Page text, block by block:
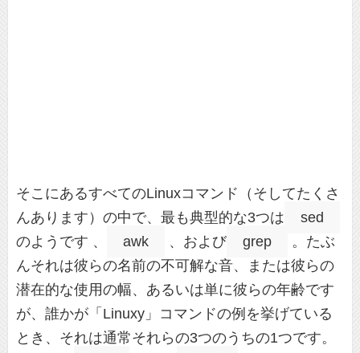
そこにあるすべてのLinuxコマンド（そしてたくさ
んあります）の中で、最も典型的な3つは
sed
のようです 、
awk 、および grep
。たぶ
んそれは彼らの名前の不可解な音、または彼らの
潜在的な使用の幅、あるいは単に彼らの年齢です
が、誰かが「Linuxy」コマンドの例を挙げている
とき、それは通常それらの3つのうちの1つです。